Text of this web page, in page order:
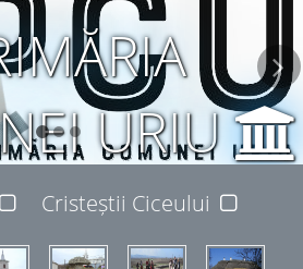
URIU
NĂSĂUD 427365
Cristeștii Ciceului